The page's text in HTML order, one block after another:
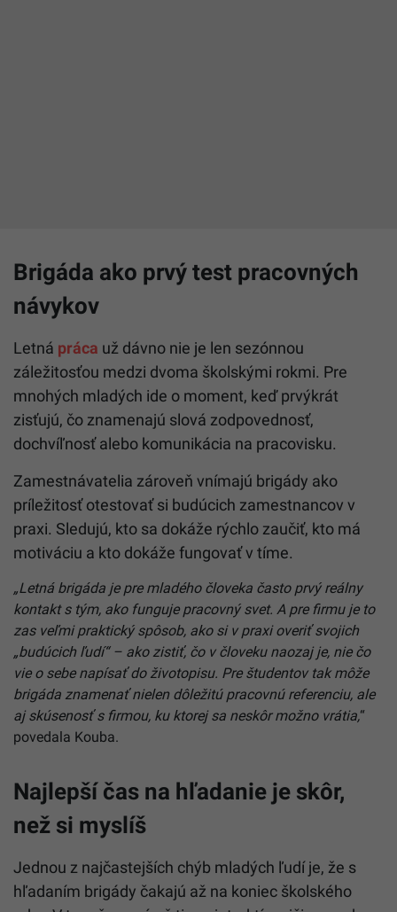
Brigáda ako prvý test pracovných
návykov
Letná práca už dávno nie je len sezónnou
záležitosťou medzi dvoma školskými rokmi. Pre
mnohých mladých ide o moment, keď prvýkrát
zisťujú, čo znamenajú slová zodpovednosť,
dochvíľnosť alebo komunikácia na pracovisku.
Zamestnávatelia zároveň vnímajú brigády ako
príležitosť otestovať si budúcich zamestnancov v
praxi. Sledujú, kto sa dokáže rýchlo zaučiť, kto má
motiváciu a kto dokáže fungovať v tíme.
„Letná brigáda je pre mladého človeka často prvý reálny
kontakt s tým, ako funguje pracovný svet. A pre firmu je to
zas veľmi praktický spôsob, ako si v praxi overiť svojich
„budúcich ľudí“ – ako zistiť, čo v človeku naozaj je, nie čo
vie o sebe napísať do životopisu. Pre študentov tak môže
brigáda znamenať nielen dôležitú pracovnú referenciu, ale
aj skúsenosť s firmou, ku ktorej sa neskôr možno vrátia,“
povedala Kouba.
Najlepší čas na hľadanie je skôr,
než si myslíš
Jednou z najčastejších chýb mladých ľudí je, že s
hľadaním brigády čakajú až na koniec školského